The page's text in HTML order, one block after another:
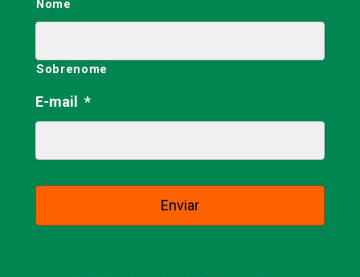
Nome
Sobrenome
E-mail *